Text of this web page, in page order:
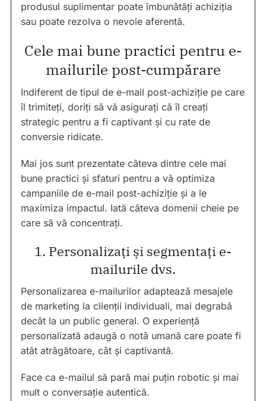
produsul suplimentar poate îmbunătăți achiziția
sau poate rezolva o nevoie aferentă.
Cele mai bune practici pentru e-
mailurile post-cumpărare
Indiferent de tipul de e-mail post-achiziție pe care
îl trimiteți, doriți să vă asigurați că îl creați
strategic pentru a fi captivant și cu rate de
conversie ridicate.
Mai jos sunt prezentate câteva dintre cele mai
bune practici și sfaturi pentru a vă optimiza
campaniile de e-mail post-achiziție și a le
maximiza impactul. Iată câteva domenii cheie pe
care să vă concentrați.
1. Personalizați și segmentați e-
mailurile dvs.
Personalizarea e-mailurilor adaptează mesajele
de marketing la clienții individuali, mai degrabă
decât la un public general. O experiență
personalizată adaugă o notă umană care poate fi
atât atrăgătoare, cât și captivantă.
Face ca e-mailul să pară mai puțin robotic și mai
mult o conversație autentică.